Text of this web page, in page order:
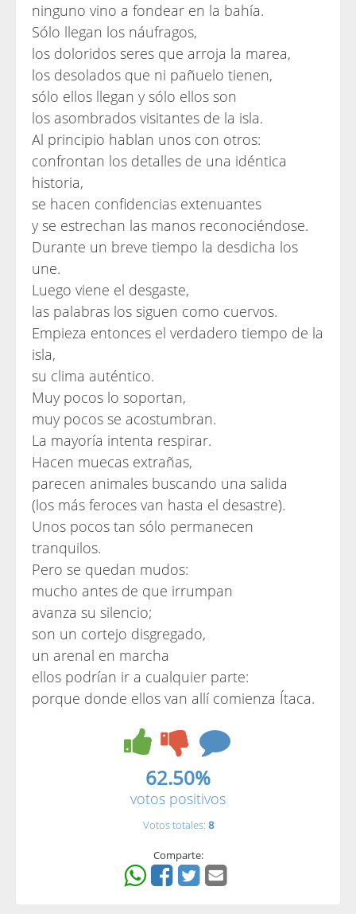
ninguno vino a fondear en la bahía.
Sólo llegan los náufragos,
los doloridos seres que arroja la marea,
los desolados que ni pañuelo tienen,
sólo ellos llegan y sólo ellos son
los asombrados visitantes de la isla.
Al principio hablan unos con otros:
confrontan los detalles de una idéntica
historia,
se hacen confidencias extenuantes
y se estrechan las manos reconociéndose.
Durante un breve tiempo la desdicha los
une.
Luego viene el desgaste,
las palabras los siguen como cuervos.
Empieza entonces el verdadero tiempo de la
isla,
su clima auténtico.
Muy pocos lo soportan,
muy pocos se acostumbran.
La mayoría intenta respirar.
Hacen muecas extrañas,
parecen animales buscando una salida
(los más feroces van hasta el desastre).
Unos pocos tan sólo permanecen
tranquilos.
Pero se quedan mudos:
mucho antes de que irrumpan
avanza su silencio;
son un cortejo disgregado,
un arenal en marcha
ellos podrían ir a cualquier parte:
porque donde ellos van allí comienza Ítaca.
62.50%
votos positivos
Votos totales: 8
Comparte: